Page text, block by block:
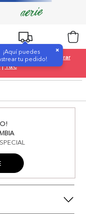
¡Aquí puedes
tu pedido!
×
|Comprar Mujer|
Comprar
|T&C